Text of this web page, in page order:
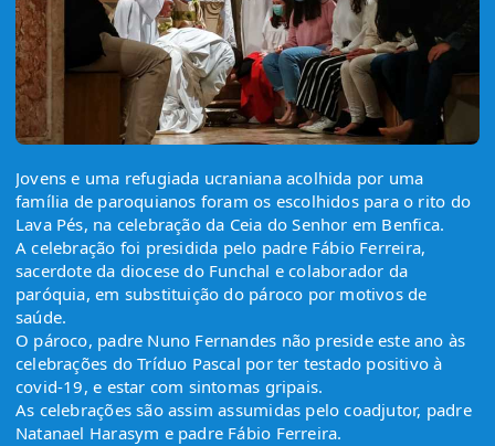
Jovens e uma refugiada ucraniana acolhida por uma
família de paroquianos foram os escolhidos para o rito do
Lava Pés, na celebração da Ceia do Senhor em Benfica.
A celebração foi presidida pelo padre Fábio Ferreira,
sacerdote da diocese do Funchal e colaborador da
paróquia, em substituição do pároco por motivos de
saúde.
O pároco, padre Nuno Fernandes não preside este ano às
celebrações do Tríduo Pascal por ter testado positivo à
covid-19, e estar com sintomas gripais.
As celebrações são assim assumidas pelo coadjutor, padre
Natanael Harasym e padre Fábio Ferreira.